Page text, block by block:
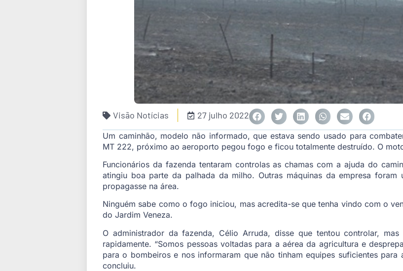
Visão Notícias 27 julho 2022
Um caminhão, modelo não informado, que estava sendo usado para
MT 222, próximo ao aeroporto pegou fogo e ficou totalmente destruído. O
Funcionários da fazenda tentaram controlas as chamas com a ajuda do
atingiu boa parte da palhada da milho. Outras máquinas da empresa
propagasse na área.
Ninguém sabe como o fogo iniciou, mas acredita-se que tenha vindo com o
do Jardim Veneza.
O administrador da fazenda, Célio Arruda, disse que tentou controlar,
rapidamente. “Somos pessoas voltadas para a aérea da agricultura e
para o bombeiros e nos informaram que não tinham equipes suficientes para
concluiu.